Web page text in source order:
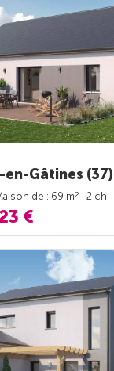
Gâtines (37)
de : 69 m2
| 2 ch.
€